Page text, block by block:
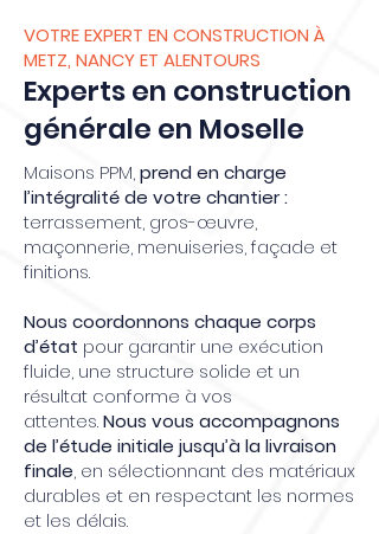
VOTRE EXPERT EN CONSTRUCTION À
METZ, NANCY ET ALENTOURS
Experts en construction
générale en Moselle
Maisons PPM,prend en charge
l’intégralité de votre chantier :
terrassement, gros-œuvre,
maçonnerie, menuiseries, façade et
finitions.
Nous coordonnons chaque corps
d’état pour garantir une exécution
fluide, une structure solide et un
résultat conforme à vos
attentes.Nous vous accompagnons
de l’étude initiale jusqu’à la livraison
finale, en sélectionnant des matériaux
durables et en respectant les normes
et les délais.